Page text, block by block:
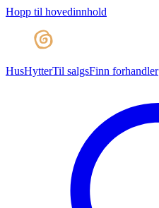
Hopp til hovedinnhold
HusHytterTil salgsFinn forhandler